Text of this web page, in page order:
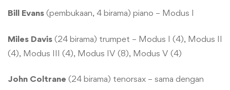
Bill Evans (pembukaan, 4 birama) piano – Modus I
Miles Davis (24 birama) trumpet – Modus I (4), Modus II
(4), Modus III (4), Modus IV (8), Modus V (4)
John Coltrane (24 birama) tenorsax – sama dengan